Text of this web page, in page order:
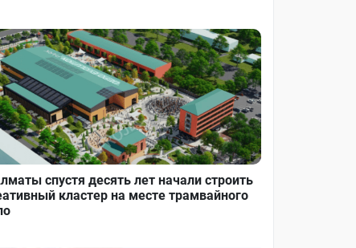
спустя десять лет начали строить
кластер на месте трамвайного